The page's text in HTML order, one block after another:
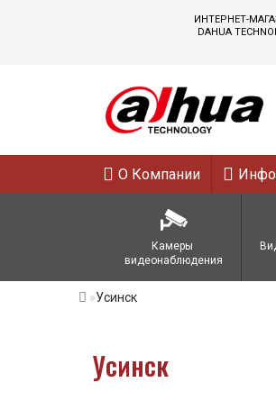
ИНТЕРНЕТ-
DAHUA
О Компании
Камеры
видеонаблюдения
Усинск
Усинск